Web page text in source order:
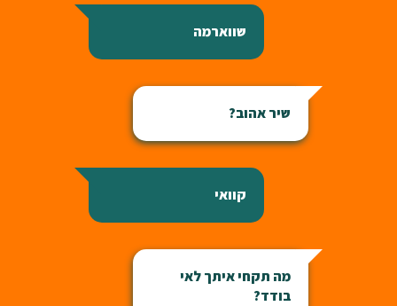
שווארמה
שיר אהוב?
קוואי
מה תקחי איתך לאי
בודד?